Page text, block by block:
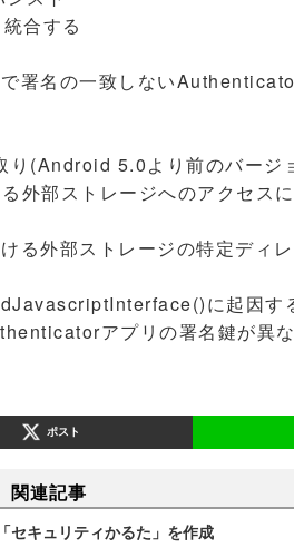
合する
名の一致しない
(Android 5.0より前のバージ
部ストレージへのアクセス
外部ストレージの特定ディレ
に起因す
アプリの署名鍵が異
ポスト
関連記事
セキュリティかるた」を作成